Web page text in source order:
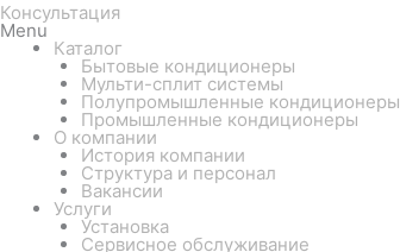
Консультация
Menu
Каталог
Бытовые кондиционеры
Мульти-сплит системы
Полупромышленные кондиционеры
Промышленные кондиционеры
О компании
История компании
Структура и персонал
Вакансии
Услуги
Установка
Сервисное обслуживание